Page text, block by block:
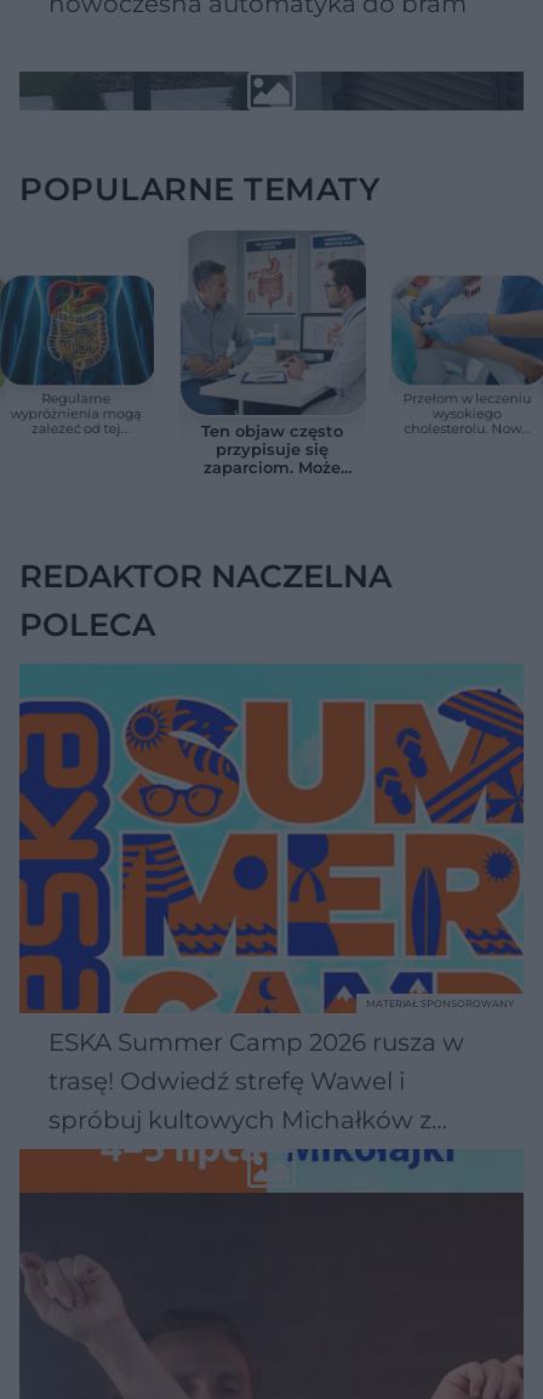
POPULARNE TEMATY
Regularne
wypróżnienia mogą
zależeć od tej
Ten objaw często
przypisuje się
zaparciom. Może
Przełom w leczeniu
wysokiego
cholesterolu. Nowa
REDAKTOR NACZELNA
POLECA
ESKA Summer Camp 2026 rusza w
trasę! Odwiedź strefę Wawel i
spróbuj kultowych Michałków z
Wawelu
MATERIAŁ SPONSOROWANY